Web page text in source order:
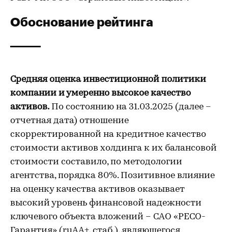
Обоснование рейтинга
Средняя оценка инвестиционной политики
компании и умеренно высокое качество
активов. По состоянию на 31.03.2025 (далее –
отчетная дата) отношение
скорректированной на кредитное качество
стоимости активов холдинга к их балансовой
стоимости составило, по методологии
агентства, порядка 80%. Позитивное влияние
на оценку качества активов оказывает
высокий уровень финансовой надежности
ключевого объекта вложений – САО «РЕСО-